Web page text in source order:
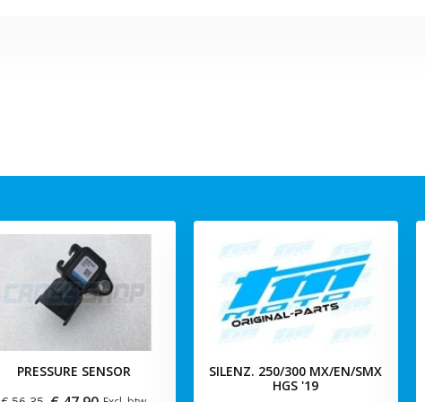
PRESSURE SENSOR
SILENZ. 250/300 MX/EN/SMX
HGS '19